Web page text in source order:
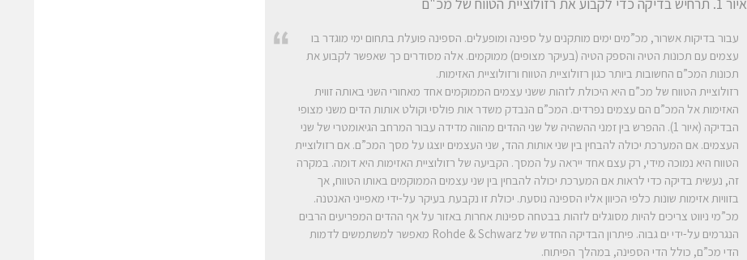
עבור בדיקות אשרור, מכ”מים ימים מותקנים על ספינה ומופעלים. הספינה פועלת בתחום ימי מוגדר בו
עצמים עם תכונות הטיה והספק הטיה (בעיקר מצופים) ממוקמים. אלה מסודרים כך שאפשר לקבוע את
תכונות המכ”ם החשובות ביותר כגון רזולוציית הטווח ורזולוציית האזימות.
רזולוציית הטווח של מכ”ם היא היכולת לזהות ששני עצמים הממוקמים אחד מאחורי השני באותה זווית
האזימות אל המכ”ם הם עצמים נפרדים. המכ”ם הנבדק משדר אות פולסי וקולט אותות הדים משני מצופי
הבדיקה (איור 1). ההפרש בין זמני ההשהיה של שני ההדים מהווה מדידה עבור המרחב הגיאומטרי של שני
העצמים. אם המערכת יכולה להבחין בין שני אותות ההד, שני העצמים יוצגו על מסך המכ”ם. אם רזולוציית
הטווח היא נמוכה מידי, רק עצם אחד ייראה על המסך. הקביעה של רזולוציית האזימות היא דומה. במקרה
זה, נעשית בדיקה כדי לראות אם המערכת יכולה להבחין בין שני עצמים הממוקמים באותו הטווח, אך
בזוויות אזימות שונות כלפי הכיוון אליו הספינה נוסעת. יכולת זו נקבעת בעיקר על-ידי מאפייני האנטנה.
מכ”מי ניווט צריכים להיות מסוגלים לזהות בבטחה ספינות אחרות באזור על אף ההדים המפריעים הרבים
הנגרמים על-ידי ים גבוה. פיתרון הבדיקה החדש של Rohde & Schwarz מאפשר למשתמשים לדמות
הדי מכ”ם, כולל הדי הספינה, במהלך הפיתוח.